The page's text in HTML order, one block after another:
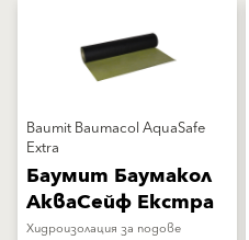
Baumit Baumacol AquaSafe
Extra
Баумит Баумакол
АкваСейф Екстра
Хидроизолация за подове